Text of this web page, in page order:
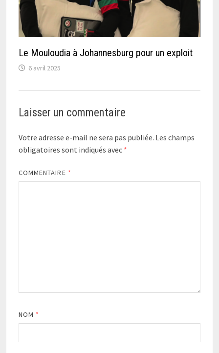
Le Mouloudia à Johannesburg pour un exploit
6 avril 2025
Laisser un commentaire
Votre adresse e-mail ne sera pas publiée. Les champs
obligatoires sont indiqués avec *
COMMENTAIRE *
NOM *